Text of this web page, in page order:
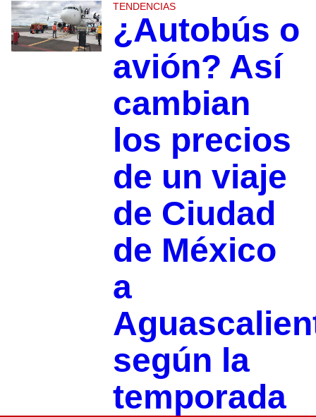
TENDENCIAS
¿Autobús o
avión? Así
cambian
los precios
de un viaje
de Ciudad
de México
a
según la
temporada